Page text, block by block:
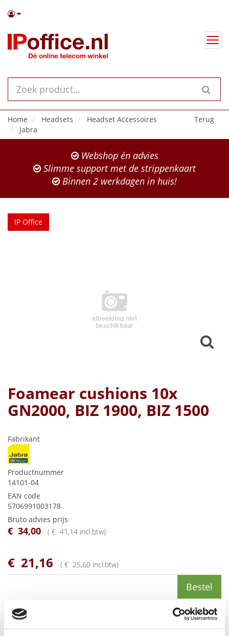
Terug
Home Headsets
Headset Accessoires
Jabra
Webshop én advies
Slimme support met de strippenkaart
Binnen 2 werkdagen in huis!
IP Office
Foamear cushions 10x
GN2000, BIZ 1900, BIZ 1500
Fabrikant
Productnummer
14101-04
EAN code
5706991003178
Bruto advies prijs
€ 34,00 ( € 41 ,14 incl.btw)
€ 21,16 ( € 25,60 incl.btw)
Bestel
Vervangende foam oorkussens tbv GN2000 headsets (verpakt
per 10 stuks)